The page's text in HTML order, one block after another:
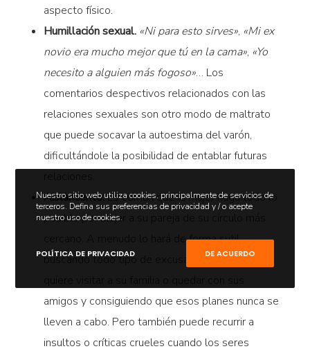
aspecto físico.
Humillación sexual. «Ni para esto sirves», «Mi ex
novio era mucho mejor que tú en la cama», «Yo
necesito a alguien más fogoso»… Los
comentarios despectivos relacionados con las
relaciones sexuales son otro modo de maltrato
que puede socavar la autoestima del varón,
dificultándole la posibilidad de entablar futuras
Aislamiento.Es común que la mujer haga todo lo
posible por alejar a su pareja de su círculo más
cercano. A menudo lo hará de forma sutil,
buscando todo tipo de excusas cada vez que él
amigos y consiguiendo que esos planes nunca se
lleven a cabo. Pero también puede recurrir a
insultos o críticas crueles cuando los seres
Nuestro sitio web utiliza cookies, principalmente de servicios de
terceros. Defina sus preferencias de privacidad y / o acepte
nuestro uso de cookies.
POLÍTICA DE PRIVACIDAD DE ACUERDO